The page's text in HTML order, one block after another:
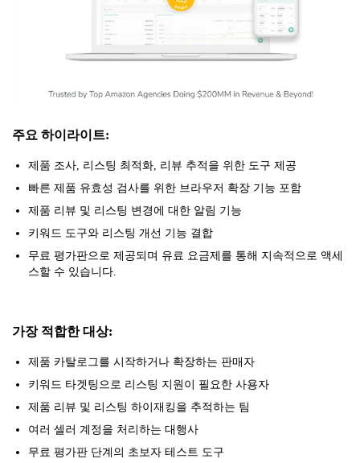
주요 하이라이트:
제품 조사, 리스팅 최적화, 리뷰 추적을 위한 도구 제공
빠른 제품 유효성 검사를 위한 브라우저 확장 기능 포함
제품 리뷰 및 리스팅 변경에 대한 알림 기능
키워드 도구와 리스팅 개선 기능 결합
무료 평가판으로 제공되며 유료 요금제를 통해 지속적으로 액세
스할 수 있습니다.
가장 적합한 대상:
제품 카탈로그를 시작하거나 확장하는 판매자
키워드 타겟팅으로 리스팅 지원이 필요한 사용자
제품 리뷰 및 리스팅 하이재킹을 추적하는 팀
여러 셀러 계정을 처리하는 대행사
무료 평가판 단계의 초보자 테스트 도구